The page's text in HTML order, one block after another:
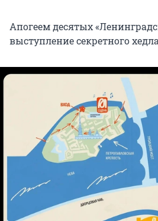
Апогеем десятых
выступление секретного